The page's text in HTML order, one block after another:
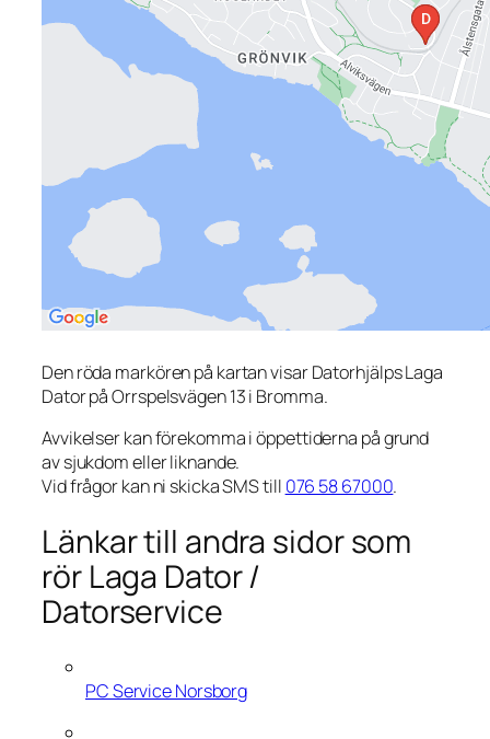
Den röda markören på kartan visar Datorhjälps Laga
Dator på Orrspelsvägen 13 i Bromma.
Avvikelser kan förekomma i öppettiderna på grund
av sjukdom eller liknande.
Vid frågor kan ni skicka SMS till 076 58 67000.
Länkar till andra sidor som
rör Laga Dator /
Datorservice
PC Service Norsborg